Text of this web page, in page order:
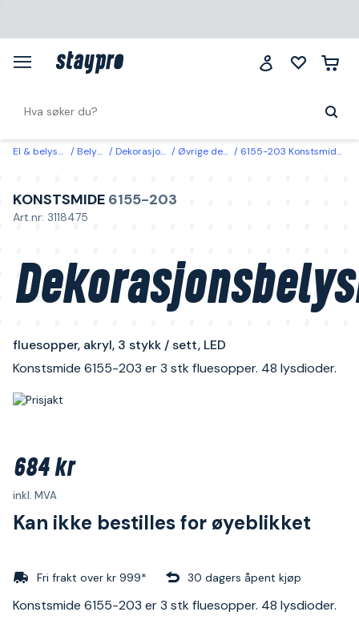
El & belysning Belysning Dekorasjonsbelysning Øvrige dekorasjonsbelysning 6155-203 Konstsmide Dekorasjonsbelysning fluesopper, akryl, 3 stykk / sett, LED
KONSTSMIDE 6155-203
Art.nr: 3118475
fluesopper, akryl, 3 stykk / sett, LED
Konstsmide 6155-203 er 3 stk fluesopper. 48 lysdioder.
684 kr
inkl. MVA
Kan ikke bestilles for øyeblikket
Fri frakt over kr 999* 30 dagers åpent kjøp
Konstsmide 6155-203 er 3 stk fluesopper. 48 lysdioder.